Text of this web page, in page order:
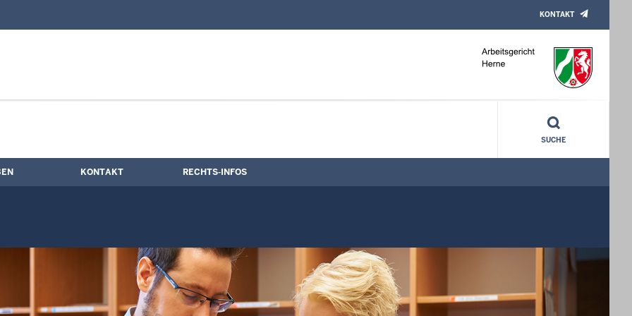
Kontaktformular
KONTAKT
SUCHE
KONTAKT RECHTS-INFOS